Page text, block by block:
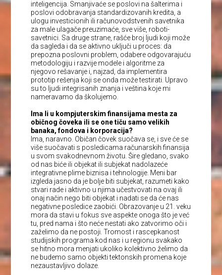
inteligencija. Smanjivaće se poslovi na šalterima i
poslovi odobravanja standardizovanih kredita, a
ulogu investicionih ili računovodstvenih savetnika
za male ulagače preuzimaće, sve više, roboti-
savetnici. Sa druge strane, rašće broj ljudi koji može
da sagleda i da se aktivno uključi u proces: da
prepozna poslovni problem, odabere odgovarajuću
metodologiju i razvije modele i algoritme za
njegovo rešavanje i, najzad, da implementira
prototip rešenja koji se onda može testirati. Upravo
su to ljudi integrisanih znanja i veština koje mi
nameravamo da školujemo.
Ima li u kompjuterskim finansijama mesta za
običnog čoveka ili se one tiču samo velikih
banaka, fondova i korporacija?
Ima, naravno. Običan čovek suočava se, i sve će se
više suočavati s posledicama računarskih finansija
u svom svakodnevnom životu. Šire gledano, svako
od nas biće ili objekat ili subjekat nadolazeće
integrativne plime biznisa i tehnologije. Meni bar
izgleda jasno da je bolje biti subjekat, razumeti kako
stvari rade i aktivno u njima učestvovati na ovaj ili
onaj način nego biti objekat i nadati se da će nas
negativne posledice zaobići. Obrazovanje u 21. veku
mora da stavi u fokus sve aspekte onoga što je već
tu, pred nama i što neće nestati ako zatvorimo oči i
zaželimo da ne postoji. Tromost i rascepkanost
studijskih programa kod nas i u regionu svakako
se hitno mora menjati ukoliko kolektivno želimo da
ne budemo samo objekti tektonskih promena koje
nezaustavljivo dolaze.